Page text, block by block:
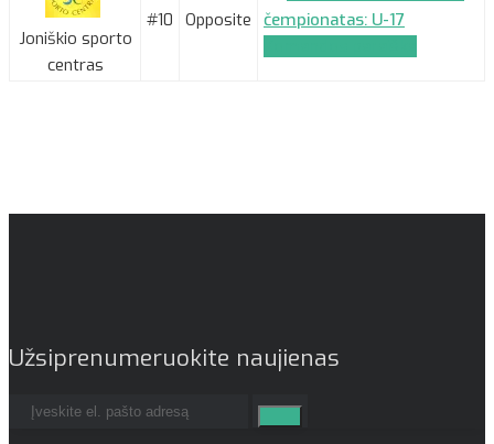
Joniškio sporto
centras
#10 Opposite čempionatas: U-17
Užsiprenumeruokite naujienas